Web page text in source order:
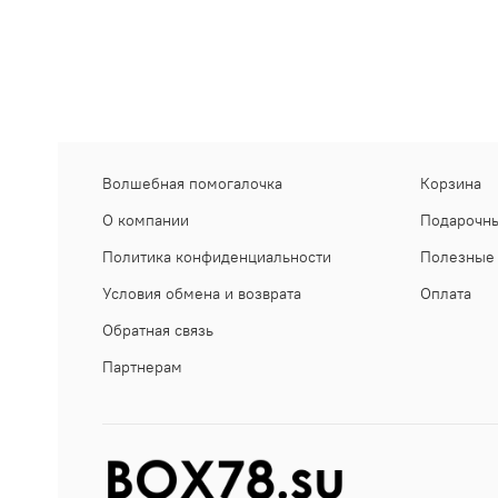
Волшебная помогалочка
О компании
Политика конфиденциальности
Условия обмена и возврата
Обратная связь
Партнерам
Корзина
Полезные
Оплата